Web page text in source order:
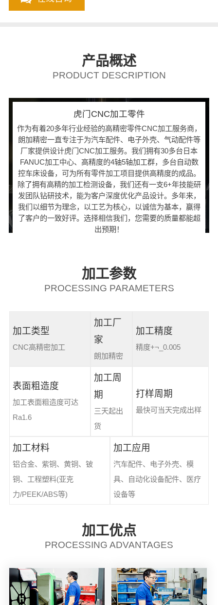
产品概述
PRODUCT DESCRIPTION
虎门CNC加工零件
作为有着20多年行业经验的高精密零件CNC加工服务商，
朗加精密一直专注于为汽车配件、电子外壳、气动配件等
厂家提供设计虎门CNC加工服务。我们拥有30多台日本
FANUC加工中心、高精度的4轴5轴加工群，多台自动数
控车床设备，可为所有零件加工项目提供高精度的成品。
除了拥有高精的加工检测设备，我们还有一支6+年技能研
发团队钻研技术，能为客户深度优化产品设计。多年来，
我们以细节为理念，以工艺为核心，以诚信为基本，赢得
了客户的一致好评。选择相信我们，您需要的质量都能超
出预期！
加工参数
PROCESSING PARAMETERS
加工类型
CNC高精密加工
加工厂
家
朗加精密
加工精度
精度+¬_0.005
表面粗造度
加工表面粗造度可达
Ra1.6
加工周
期
三天起出
货
打样周期
最快可当天完成出样
加工材料
铝合金、紫铜、黄铜、铍
铜、工程塑料(亚克
力/PEEK/ABS等)
加工应用
汽车配件、电子外壳、模
具、自动化设备配件、医疗
设备等
加工优点
PROCESSING ADVANTAGES